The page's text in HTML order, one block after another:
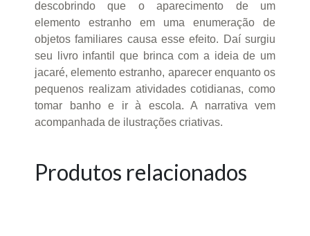
descobrindo que o aparecimento de um
elemento estranho em uma enumeração de
objetos familiares causa esse efeito. Daí surgiu
seu livro infantil que brinca com a ideia de um
jacaré, elemento estranho, aparecer enquanto os
pequenos realizam atividades cotidianas, como
tomar banho e ir à escola. A narrativa vem
acompanhada de ilustrações criativas.
Produtos relacionados